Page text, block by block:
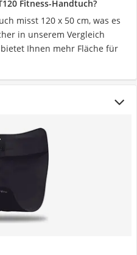
Fitness-Handtuch?
misst 120 x 50 cm, was es
in unserem Vergleich
Ihnen mehr Fläche für